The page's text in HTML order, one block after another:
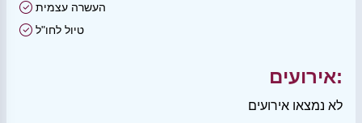
העשרה עצמית
טיול לחו"ל
אירועים:
לא נמצאו אירועים